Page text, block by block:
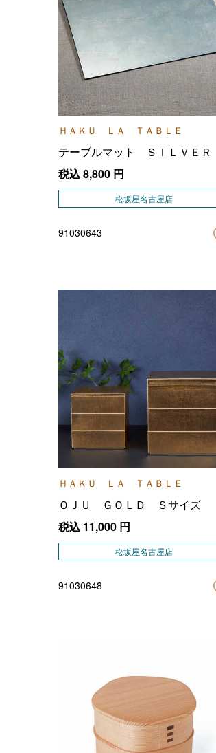
ＨＡＫＵ ＬＡ ＴＡＢＬＥ
テーブルマット ＳＩＬＶＥＲ
税込8,800 円
松坂屋名古屋店
91030643
ＨＡＫＵ ＬＡ ＴＡＢＬＥ
ＯＪＵ ＧＯＬＤ Ｓサイズ
税込 11,000 円
松坂屋名古屋店
91030648